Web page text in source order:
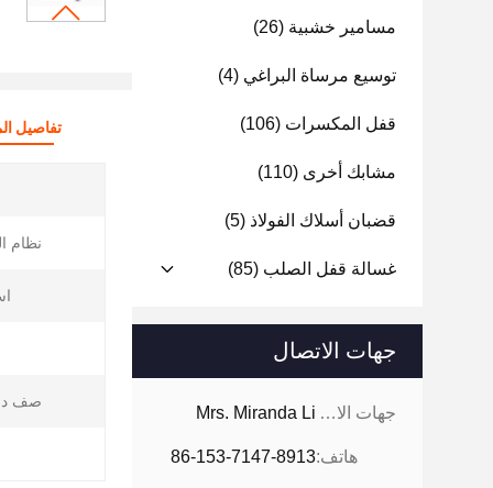
مسامير خشبية (26)
توسيع مرساة البراغي (4)
قفل المكسرات (106)
مشابك أخرى (110)
قضبان أسلاك الفولاذ (5)
غسالة قفل الصلب (85)
جهات الاتصال
جهات الاتصال: Mrs. Miranda Li
هاتف:86-153-7147-8913
تفاصيل
نظام
صف